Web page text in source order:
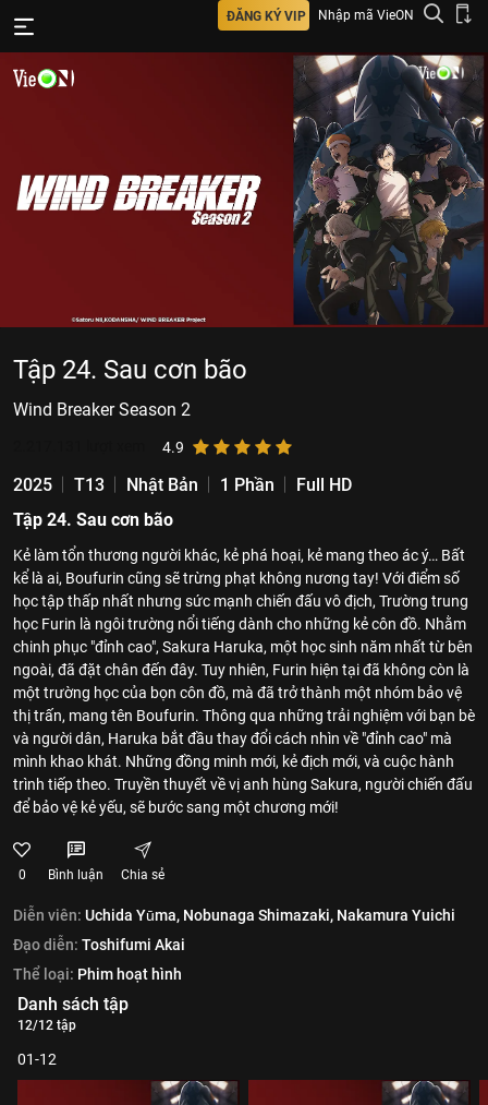
ĐĂNG KÝ VIP Nhập mã VieON
Tập 24. Sau cơn bão
Wind Breaker Season 2
4.9
2025 T13 Nhật Bản 1 Phần
Full HD
Tập 24. Sau cơn bão
Kẻ làm tổn thương người khác, kẻ phá hoại, kẻ mang theo ác ý… Bất
kể là ai, Boufurin cũng sẽ trừng phạt không nương tay! Với điểm số
học tập thấp nhất nhưng sức mạnh chiến đấu vô địch, Trường trung
học Furin là ngôi trường nổi tiếng dành cho những kẻ côn đồ. Nhằm
chinh phục "đỉnh cao", Sakura Haruka, một học sinh năm nhất từ bên
ngoài, đã đặt chân đến đây. Tuy nhiên, Furin hiện tại đã không còn là
một trường học của bọn côn đồ, mà đã trở thành một nhóm bảo vệ
thị trấn, mang tên Boufurin. Thông qua những trải nghiệm với bạn bè
và người dân, Haruka bắt đầu thay đổi cách nhìn về "đỉnh cao" mà
mình khao khát. Những đồng minh mới, kẻ địch mới, và cuộc hành
trình tiếp theo. Truyền thuyết về vị anh hùng Sakura, người chiến đấu
để bảo vệ kẻ yếu, sẽ bước sang một chương mới!
0 Bình luận Chia sẻ
Diễn viên: Uchida Yūma, Nobunaga Shimazaki, Nakamura Yuichi
Đạo diễn: Toshifumi Akai
Thể loại: Phim hoạt hình
Danh sách tập
12/12 tập
01-12